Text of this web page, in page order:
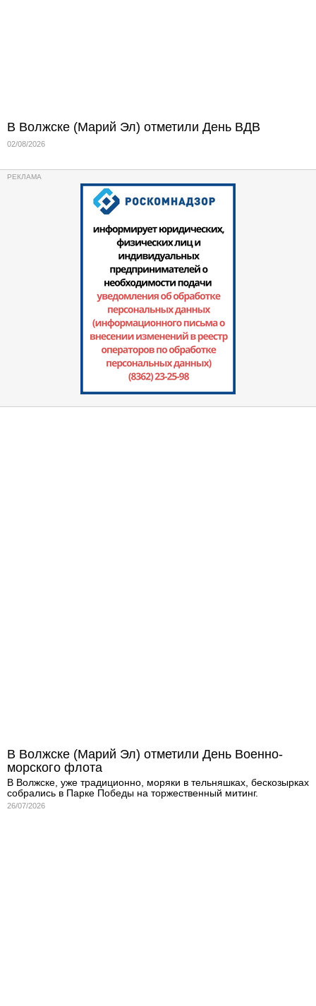
В Волжске (Марий Эл) отметили День ВДВ
02/08/2026
В Волжске (Марий Эл) отметили День Военно-
морского флота
В Волжске, уже традиционно, моряки в тельняшках, бескозырках
собрались в Парке Победы на торжественный митинг.
26/07/2026